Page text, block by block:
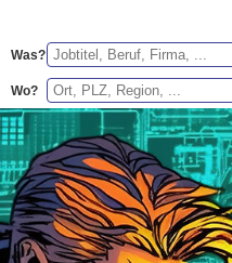
Was?
Wo?